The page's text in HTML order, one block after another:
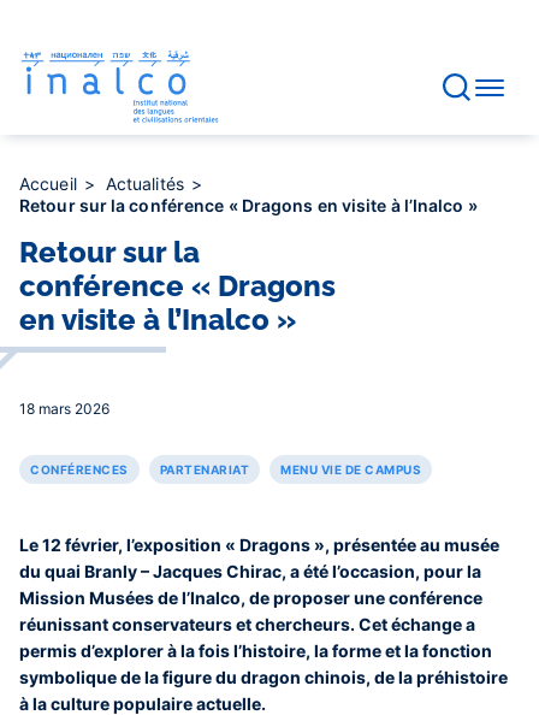
contenu
principal
Accueil
Actualités
Retour sur la conférence « Dragons en visite à l’Inalco »
Retour sur la
conférence « Dragons
en visite à l’Inalco »
18 mars 2026
CONFÉRENCES PARTENARIAT MENU VIE DE CAMPUS
Le 12 février, l’exposition « Dragons », présentée au musée
du quai Branly – Jacques Chirac, a été l’occasion, pour la
Mission Musées de l’Inalco, de proposer une conférence
réunissant conservateurs et chercheurs. Cet échange a
permis d’explorer à la fois l’histoire, la forme et la fonction
symbolique de la figure du dragon chinois, de la préhistoire
à la culture populaire actuelle.